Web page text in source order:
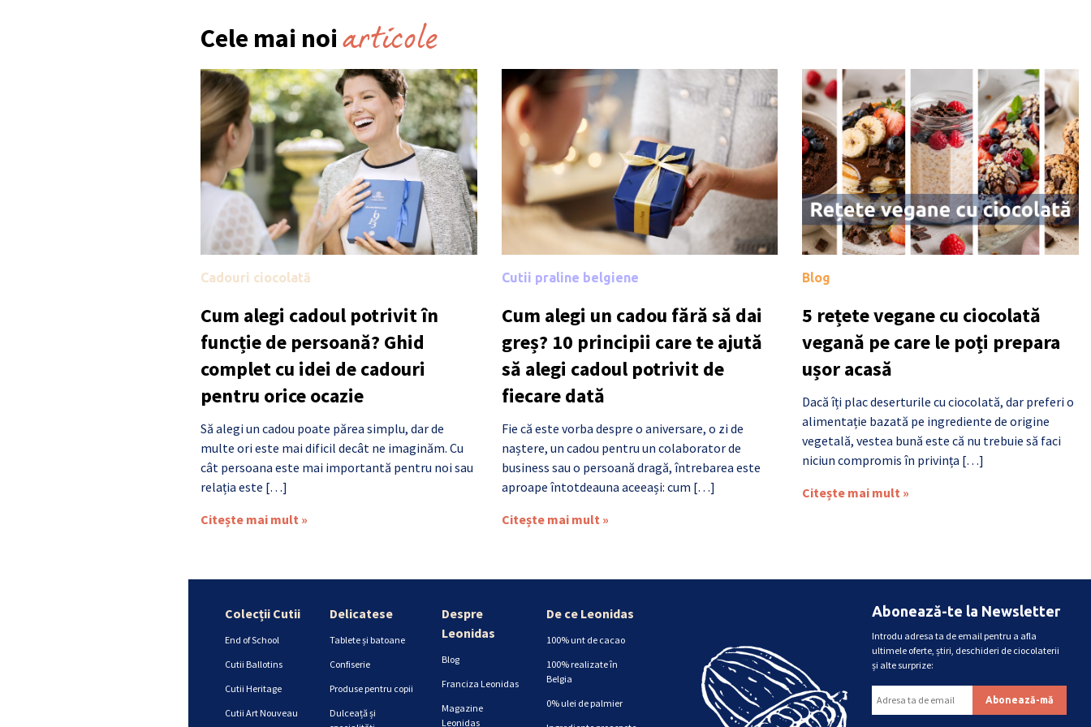
Cele mai noi articole
Cadouri ciocolată
Cum alegi cadoul potrivit în
funcție de persoană? Ghid
complet cu idei de cadouri
pentru orice ocazie
Să alegi un cadou poate părea simplu, dar de
multe ori este mai dificil decât ne imaginăm. Cu
cât persoana este mai importantă pentru noi sau
relația este […]
Citește mai mult »
Cutii praline belgiene
Cum alegi un cadou fără să dai
greș? 10 principii care te ajută
să alegi cadoul potrivit de
fiecare dată
Fie că este vorba despre o aniversare, o zi de
naștere, un cadou pentru un colaborator de
business sau o persoană dragă, întrebarea este
aproape întotdeauna aceeași: cum […]
Citește mai mult »
Blog
5 rețete vegane cu ciocolată
vegană pe care le poți prepara
ușor acasă
Dacă îți plac deserturile cu ciocolată, dar preferi o
alimentație bazată pe ingrediente de origine
vegetală, vestea bună este că nu trebuie să faci
niciun compromis în privința […]
Citește mai mult »
Colecții Cutii
End of School
Cutii Ballotins
Cutii Heritage
Cutii Art Nouveau
Delicatese
Tablete și batoane
Confiserie
Produse pentru copii
Dulceață și
Despre
Leonidas
Blog
Franciza Leonidas
Magazine
Leonidas
De ce Leonidas
100% unt de cacao
100% realizate în
Belgia
0% ulei de palmier
Abonează-te la Newsletter
Introdu adresa ta de email pentru a afla
ultimele oferte, știri, deschideri de ciocolaterii
și alte surprize: